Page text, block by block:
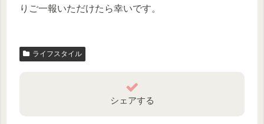
りご一報いただけたら幸いです。
ライフスタイル
シェアする